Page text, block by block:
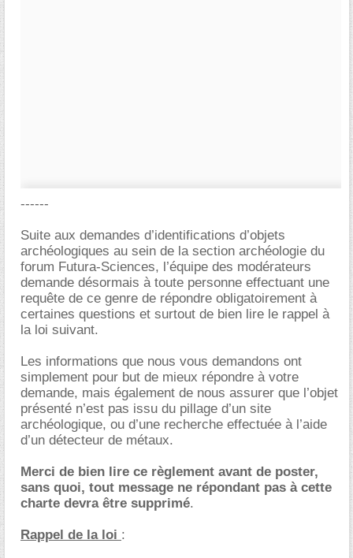
------
Suite aux demandes d’identifications d’objets
archéologiques au sein de la section archéologie du
forum Futura-Sciences, l’équipe des modérateurs
demande désormais à toute personne effectuant une
requête de ce genre de répondre obligatoirement à
certaines questions et surtout de bien lire le rappel à
la loi suivant.
Les informations que nous vous demandons ont
simplement pour but de mieux répondre à votre
demande, mais également de nous assurer que l’objet
présenté n’est pas issu du pillage d’un site
archéologique, ou d’une recherche effectuée à l’aide
d’un détecteur de métaux.
Merci de bien lire ce règlement avant de poster,
sans quoi, tout message ne répondant pas à cette
charte devra être supprimé.
Rappel de la loi :